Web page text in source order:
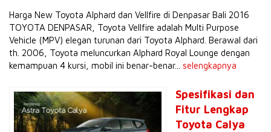
Harga New Toyota Alphard dan Vellfire di Denpasar Bali 2016
TOYOTA DENPASAR, Toyota Vellfire adalah Multi Purpose
Vehicle (MPV) elegan turunan dari Toyota Alphard. Berawal dari
th. 2006, Toyota meluncurkan Alphard Royal Lounge dengan
kemampuan 4 kursi, mobil ini benar-benar... selengkapnya
Spesifikasi dan
Fitur Lengkap
Toyota Calya